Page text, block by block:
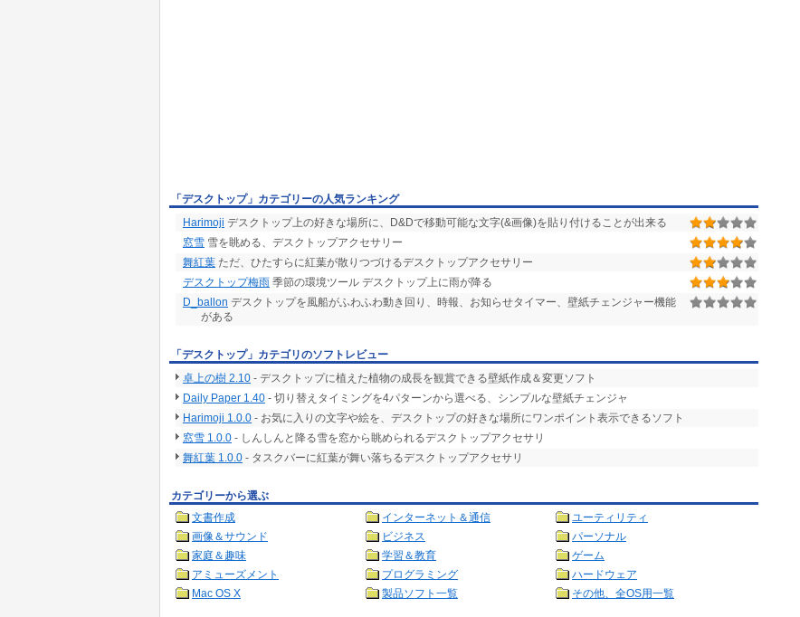
「デスクトップ」カテゴリーの人気ランキング
Harimoji デスクトップ上の好きな場所に、D&Dで移動可能な文字(&画像)を貼り付けることが出来る
窓雪 雪を眺める、デスクトップアクセサリー
舞紅葉 ただ、ひたすらに紅葉が散りつづけるデスクトップアクセサリー
デスクトップ梅雨 季節の環境ツール デスクトップ上に雨が降る
D_ballon デスクトップを風船がふわふわ動き回り、時報、お知らせタイマー、壁紙チェンジャー機能
がある
「デスクトップ」カテゴリのソフトレビュー
卓上の樹 2.10 - デスクトップに植えた植物の成長を観賞できる壁紙作成＆変更ソフト
Daily Paper 1.40 - 切り替えタイミングを4パターンから選べる、シンプルな壁紙チェンジャ
Harimoji 1.0.0 - お気に入りの文字や絵を、デスクトップの好きな場所にワンポイント表示できるソフト
窓雪 1.0.0 - しんしんと降る雪を窓から眺められるデスクトップアクセサリ
舞紅葉 1.0.0 - タスクバーに紅葉が舞い落ちるデスクトップアクセサリ
カテゴリーから選ぶ
文書作成
インターネット＆通信
ユーティリティ
画像＆サウンド
ビジネス
パーソナル
家庭＆趣味
学習＆教育
ゲーム
アミューズメント
プログラミング
ハードウェア
Mac OS X
製品ソフト一覧 その他、全OS用一覧